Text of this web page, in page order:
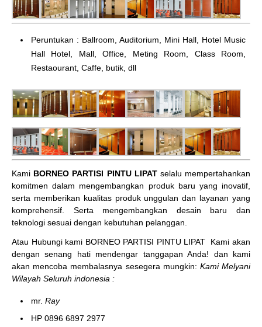
Peruntukan : Ballroom, Auditorium, Mini Hall, Hotel Music
Hall Hotel, Mall, Office, Meting Room, Class Room,
Restaourant, Caffe, butik, dll
Kami BORNEO PARTISI PINTU LIPATselalu mempertahankan
komitmen dalam mengembangkan produk baru yang inovatif,
serta memberikan kualitas produk unggulan dan layanan yang
komprehensif. Serta mengembangkan desain baru dan
teknologi sesuai dengan kebutuhan pelanggan.
Atau Hubungi kami BORNEO PARTISI PINTU LIPAT
Kami akan
dengan senang hati mendengar tanggapan Anda! dan kami
akan mencoba membalasnya sesegera mungkin: Kami Melyani
Wilayah Seluruh indonesia :
mr. Ray
HP 0896 6897 2977